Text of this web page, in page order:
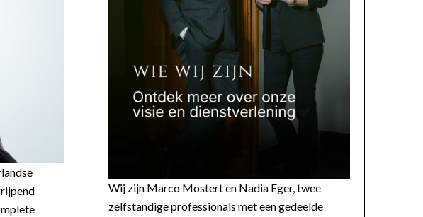
Wij zijn Marco Mostert en Nadia Eger, twee
zelfstandige professionals met een gedeelde